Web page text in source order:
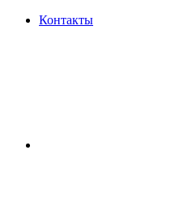
Контакты